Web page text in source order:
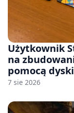
Użytkownik
na
pomocą
7 sie 2026